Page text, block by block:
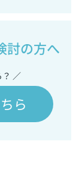
討の方へ
／
ら